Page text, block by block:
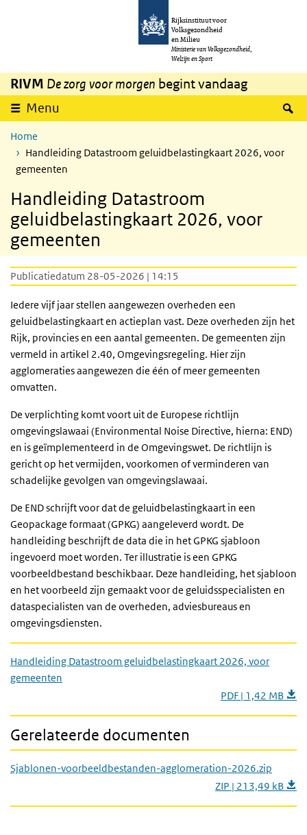
Overslaan en naar de inhoud gaan
Rijksinstituut voor
Volksgezondheid
en Milieu
Ministerie van Volksgezondheid,
Welzijn en Sport
RIVM De zorg voor morgen begint vandaag
Menu
Home
Handleiding Datastroom geluidbelastingkaart 2026, voor
gemeenten
Handleiding Datastroom
geluidbelastingkaart 2026, voor
gemeenten
Publicatiedatum 28-05-2026 | 14:15
Iedere vijf jaar stellen aangewezen overheden een
geluidbelastingkaart en actieplan vast. Deze overheden zijn het
Rijk, provincies en een aantal gemeenten. De gemeenten zijn
vermeld in artikel 2.40, Omgevingsregeling. Hier zijn
agglomeraties aangewezen die één of meer gemeenten
omvatten.
De verplichting komt voort uit de Europese richtlijn
omgevingslawaai (Environmental Noise Directive, hierna: END)
en is geïmplementeerd in de Omgevingswet. De richtlijn is
gericht op het vermijden, voorkomen of verminderen van
schadelijke gevolgen van omgevingslawaai.
De END schrijft voor dat de geluidbelastingkaart in een
Geopackage formaat (GPKG) aangeleverd wordt. De
handleiding beschrijft de data die in het GPKG sjabloon
ingevoerd moet worden. Ter illustratie is een GPKG
voorbeeldbestand beschikbaar. Deze handleiding, het sjabloon
en het voorbeeld zijn gemaakt voor de geluidsspecialisten en
dataspecialisten van de overheden, adviesbureaus en
omgevingsdiensten.
Handleiding Datastroom geluidbelastingkaart 2026, voor
gemeenten
PDF | 1,42 MB
Gerelateerde documenten
Sjablonen-voorbeeldbestanden-agglomeration-2026.zip
ZIP | 213,49 kB